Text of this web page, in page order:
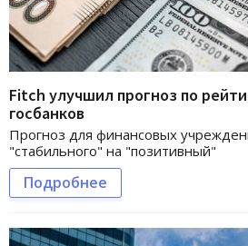
Fitch улучшил прогноз по
госбанков
Прогноз для финансовых
"стабильного" на "позитивный"
Подробнее